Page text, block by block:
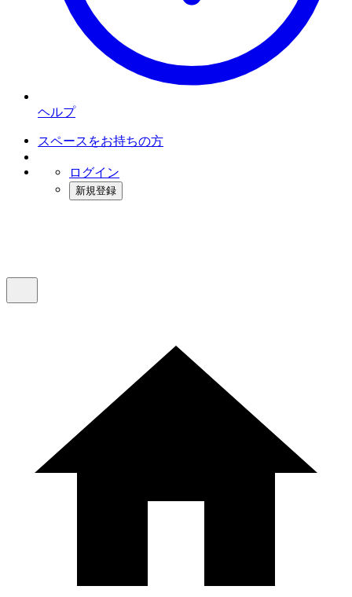
ヘルプ
スペースをお持ちの方
ログイン
新規登録